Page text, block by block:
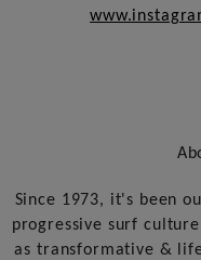
Since 1973, it's been
progressive surf
as transformative &